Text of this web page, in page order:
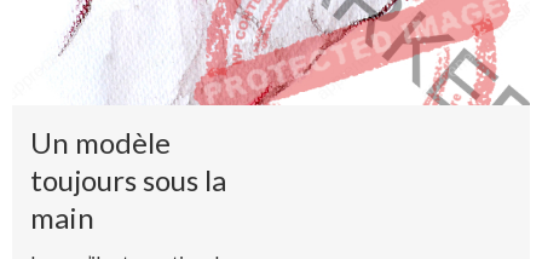
Un modèle
toujours sous la
main